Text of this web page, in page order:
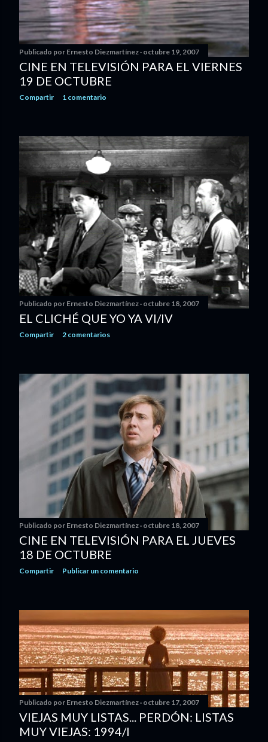
Publicado por Ernesto Diezmartínez octubre 19, 2007
CINE EN TELEVISIÓN PARA EL VIERNES
19 DE OCTUBRE
Compartir 1 comentario
Publicado por Ernesto Diezmartínez octubre 18, 2007
EL CLICHÉ QUE YO YA VI/IV
Compartir 2 comentarios
Publicado por Ernesto Diezmartínez octubre 18, 2007
CINE EN TELEVISIÓN PARA EL JUEVES
18 DE OCTUBRE
Compartir Publicar un comentario
Publicado por Ernesto Diezmartínez octubre 17, 2007
VIEJAS MUY LISTAS... PERDÓN: LISTAS
MUY VIEJAS: 1994/I